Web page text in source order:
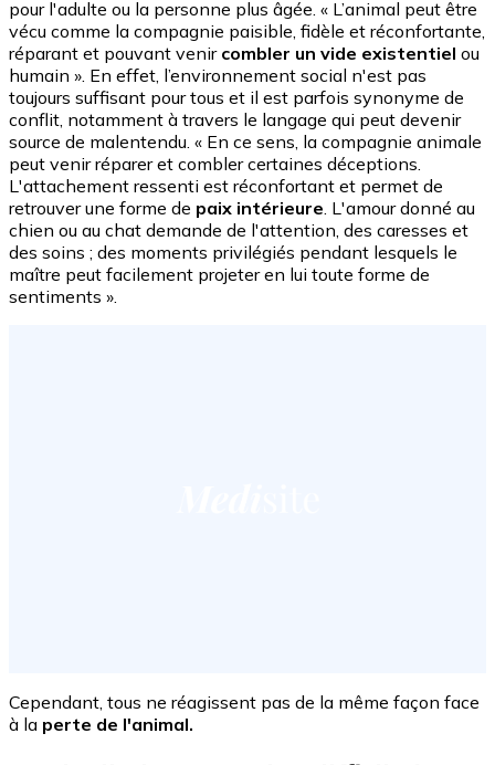
pour l'adulte ou la personne plus âgée. « L’animal peut être
vécu comme la compagnie paisible, fidèle et réconfortante,
réparant et pouvant venir combler un vide existentiel ou
humain ». En effet, l’environnement social n'est pas
toujours suffisant pour tous et il est parfois synonyme de
conflit, notamment à travers le langage qui peut devenir
source de malentendu. « En ce sens, la compagnie animale
peut venir réparer et combler certaines déceptions.
L'attachement ressenti est réconfortant et permet de
retrouver une forme de paix intérieure . L'amour donné au
chien ou au chat demande de l'attention, des caresses et
des soins ; des moments privilégiés pendant lesquels le
maître peut facilement projeter en lui toute forme de
sentiments ».
Cependant, tous ne réagissent pas de la même façon face
à la perte de l'animal.